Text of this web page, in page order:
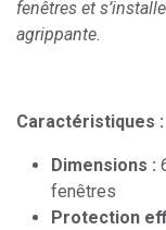
fenêtres et
agrippante.
Caractéristiques :
Dimensions :
fenêtres
Protection